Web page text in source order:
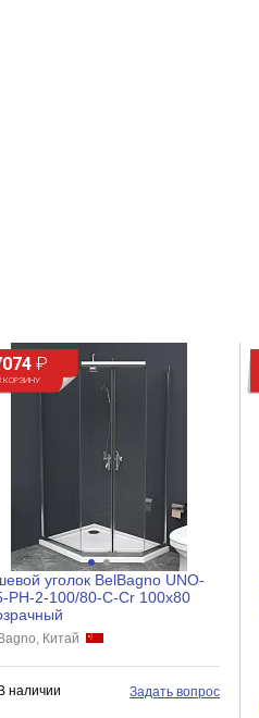
₽
КОРЗИНУ
уголок BelBagno UNO-
PH-2-100/80-C-Cr 100x80
Китай
В наличии Задать вопрос